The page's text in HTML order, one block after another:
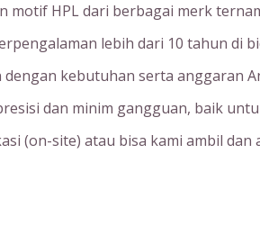
motif HPL dari berbagai merk
lebih dari 10 tahun di
dengan kebutuhan serta anggaran
dan minim gangguan, baik
(on-site) atau bisa kami ambil dan